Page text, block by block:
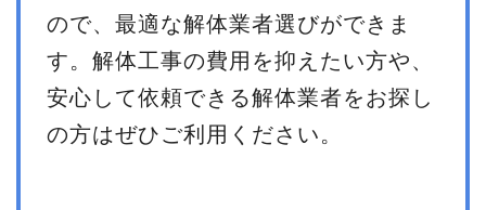
ので、最適な解体業者選びができま
す。解体工事の費用を抑えたい方や、
安心して依頼できる解体業者をお探し
の方はぜひご利用ください。